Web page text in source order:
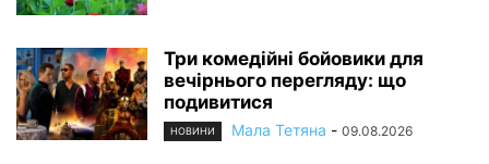
Три комедійні бойовики для
вечірнього перегляду: що
подивитися
НОВИНИ Мала Тетяна - 09.08.2026